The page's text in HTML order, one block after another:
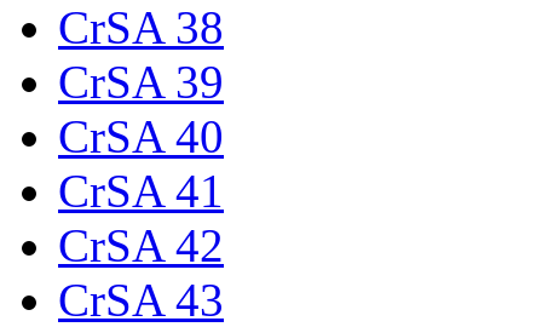
CrSA 38
CrSA 39
CrSA 40
CrSA 41
CrSA 42
CrSA 43